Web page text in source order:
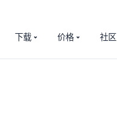
下载 价格 社区